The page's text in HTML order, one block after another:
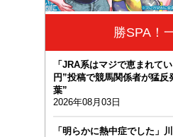
勝SPA！
「JRA系はマジで恵まれて
円”投稿で競馬関係者が猛反
葉”
2026年08月03日
「明らかに熱中症でした」